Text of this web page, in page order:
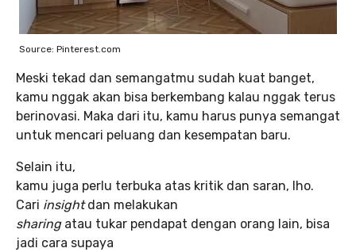
Source: Pinterest.com
Meski tekad dan semangatmu sudah kuat banget,
kamu nggak akan bisa berkembang kalau nggak terus
berinovasi. Maka dari itu, kamu harus punya semangat
untuk mencari peluang dan kesempatan baru.
Selain itu,
kamu juga perlu terbuka atas kritik dan saran, lho.
Cari insightdan melakukan
sharing atau tukar pendapat dengan orang lain, bisa
jadi cara supaya